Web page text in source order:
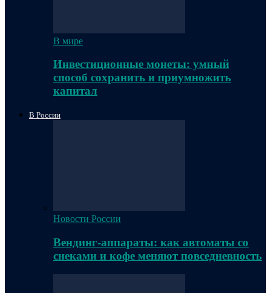
В мире
Инвестиционные монеты: умный
способ сохранить и приумножить
капитал
В России
Новости России
Вендинг-аппараты: как автоматы со
снеками и кофе меняют повседневность